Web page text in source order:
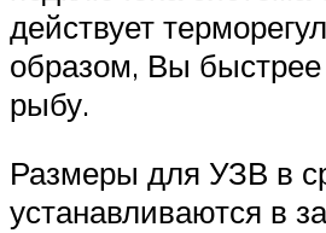
действует
образом, Вы
рыбу.
Размеры для УЗВ в
устанавливаются в